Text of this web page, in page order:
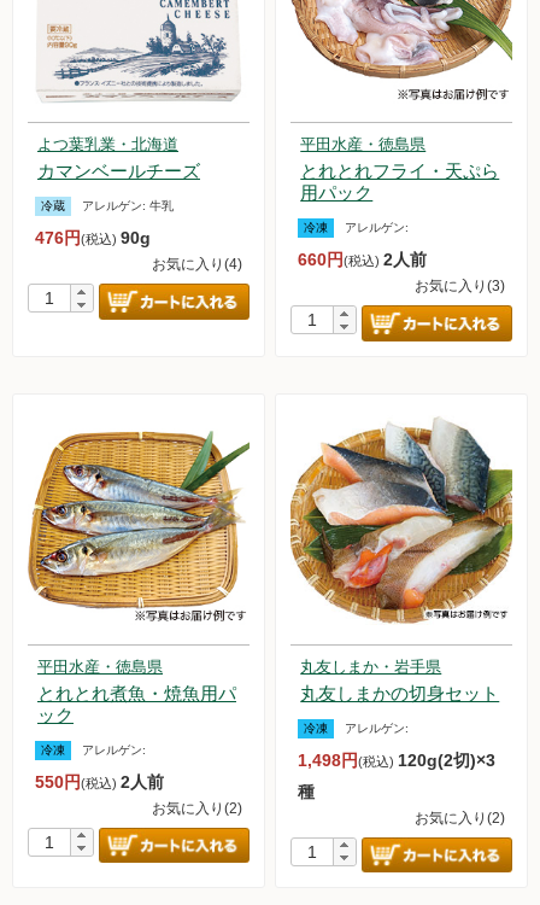
よつ葉乳業・北海道
カマンベールチーズ
冷蔵 アレルゲン: 牛乳
476円(税込) 90g
お気に入り(4)
平田水産・徳島県
とれとれフライ・天ぷら
用パック
冷凍 アレルゲン:
660円(税込)2人前
お気に入り(3)
平田水産・徳島県
とれとれ煮魚・焼魚用パ
ック
冷凍 アレルゲン:
550円(税込) 2人前
お気に入り(2)
丸友しまか・岩手県
丸友しまかの切身セット
冷凍 アレルゲン:
1,498円(税込) 120g(2切)×3
種
お気に入り(2)